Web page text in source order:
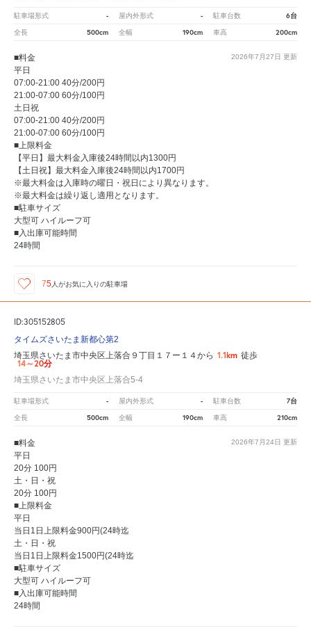
駐車場形式 - 屋内外形式 - 駐車台数 6台
全長 500cm 全幅 190cm 車高 200cm
2026年7月27日 更新
■料金
平日
07:00-21:00 40分/200円
21:00-07:00 60分/100円
土日祝
07:00-21:00 40分/200円
21:00-07:00 60分/100円
■上限料金
【平日】最大料金入庫後24時間以内1300円
【土日祝】最大料金入庫後24時間以内1700円
※最大料金は入庫時の曜日・祝日により異なります。
※最大料金は繰り返し適用となります。
■駐車サイズ
大型可 ハイルーフ可
■入出庫可能時間
24時間
75 人がお気に入りの駐車場
ID:305152805
タイムズさいたま新都心第2
埼玉県さいたま市中央区上落合９丁目１７ー１４から 1.1km 徒歩
14～20分
埼玉県さいたま市中央区上落合5-4
駐車場形式 - 屋内外形式 - 駐車台数 7台
全長 500cm 全幅 190cm 車高 210cm
2026年7月24日 更新
■料金
平日
20分 100円
土・日・祝
20分 100円
■上限料金
平日
当日1日上限料金900円(24時迄
土・日・祝
当日1日上限料金1500円(24時迄
■駐車サイズ
大型可 ハイルーフ可
■入出庫可能時間
24時間